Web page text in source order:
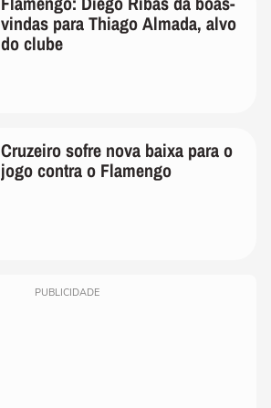
vindas para Thiago Almada, alvo
do clube
Cruzeiro sofre nova baixa para o
jogo contra o Flamengo
PUBLICIDADE